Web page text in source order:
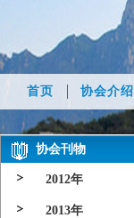
首页 协会介绍
协会刊物
2012年
2013年